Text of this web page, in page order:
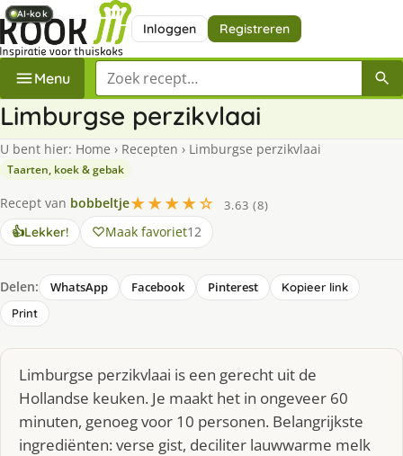
Inloggen Registreren
Menu Zoek een recept
Limburgse perzikvlaai
U bent hier: Home › Recepten › Limburgse perzikvlaai
Taarten, koek & gebak
Recept van bobbeltje★★★★☆
3.63 (8)
👍Lekker! Maak favoriet12
Delen: WhatsApp Facebook Pinterest
Kopieer link
Print
Limburgse perzikvlaai is een gerecht uit de
Hollandse keuken. Je maakt het in ongeveer 60
minuten, genoeg voor 10 personen. Belangrijkste
ingrediënten: verse gist, deciliter lauwwarme melk
AI-kok
AI-kok
AI-kok
AI-kok